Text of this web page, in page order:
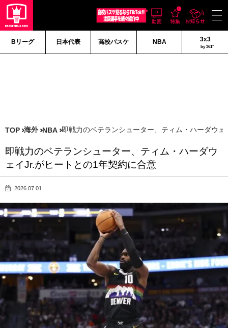
Bリーグ 日本代表 高校バスケ NBA 3x3
by 361°
TOP 海外 NBA 即戦力のベテランシューター、ティム・ハーダウ
即戦力のベテランシューター、ティム・ハーダウ
ェイJr.がヒートとの1年契約に合意
2026.07.01